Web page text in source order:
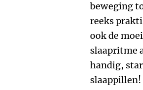
beweging
reeks
ook de
slaapritme
handig,